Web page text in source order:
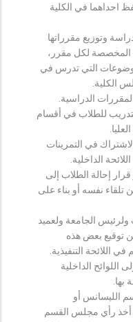
احداهما في الكلية
وتوزيع مقرراتها
المخصصة لكل مقرر،
التي تدرس في
الكلية.
الدراسية.
للطلاب في أقسام
في التمرينات
الداخلية.
إحالة الطلاب إلى
نفسه أو بناء على
ولرئيس الجامعة ولعميد
توقيع بعض هذه
اللائحة التنفيذية.
اللوائح الداخلية
بها.
الليسانس أو
أخذ رأي مجلس القسم